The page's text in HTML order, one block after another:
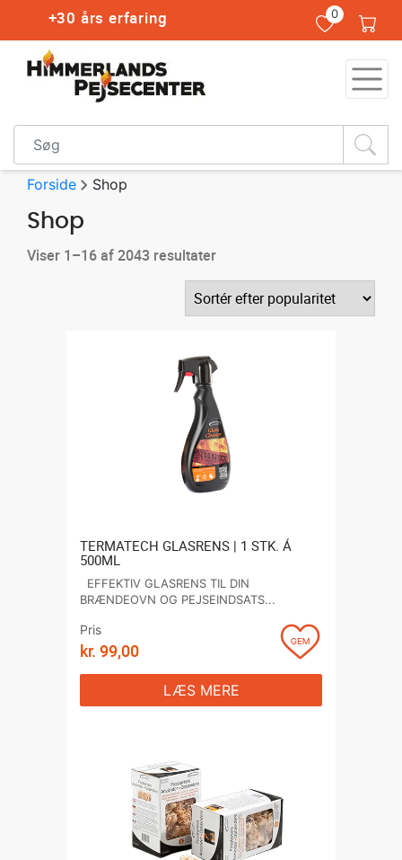
Montering i hele DK 0
BRÆNDEOVNE
PILLEOVNE
GRILL
&
Forside Shop
Shop
Viser 1–16 af 2043 resultater
TERMATECH GLASRENS | 1 STK. Á
500ML
EFFEKTIV GLASRENS TIL DIN
BRÆNDEOVN OG PEJSEINDSATS...
Pris
kr. 99,00
LÆS MERE